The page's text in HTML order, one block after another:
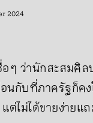
2024
ๆ ว่านักสะสมศิ
นกับที่ภาครัฐก็ค
ต่ไม่ได้ขายง่าย